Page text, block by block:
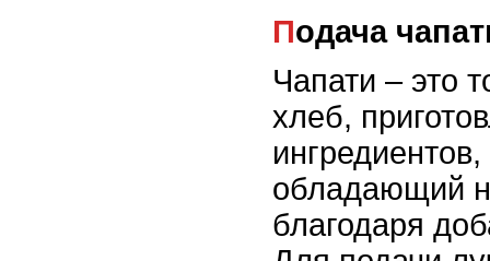
Подача
Чапати – это
хлеб,
обладающий
благодаря